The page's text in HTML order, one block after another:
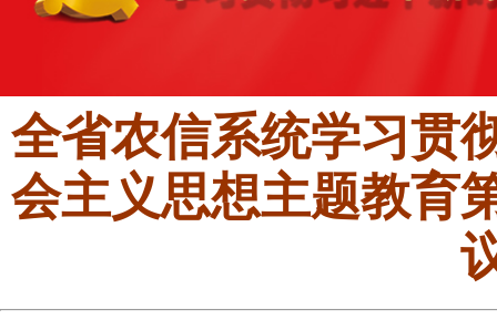
全省农信系统学习贯
会主义思想主题教育